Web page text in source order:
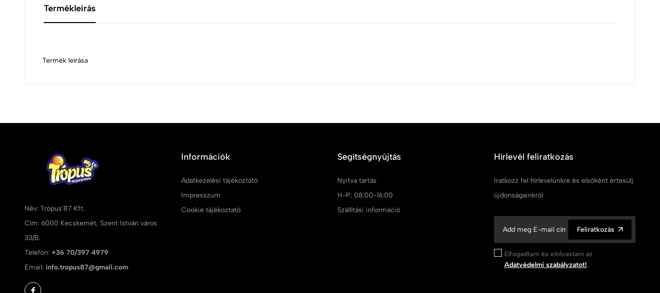
Termékleírás
Termék leírása
Név: Trópus'87 Kft.
Cím: 6000 Kecskemét, Szent István város
33/B.
Telefon: +36 70/397 4979
Email: info.tropus87@gmail.com
Információk
Adatkezelési tájékoztató
Impresszum
Cookie tájékoztató
Segítségnyújtás
Nyitva tartás
H-P.: 08:00-16:00
Szállítási információ
Hírlevél feliratkozás
Iratkozz fel hírlevelünkre és elsőként értesülj
újdonságainkról
Feliratkozás
Elfogadtam és elolvastam az
Adatvédelmi szabályzatot!.